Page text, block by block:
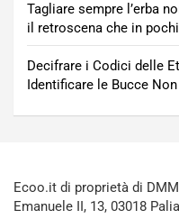
Tagliare sempre l’erba
il retroscena che in
Decifrare i Codici delle
Identificare le Bucce
Ecoo.it di proprietà di
Emanuele II, 13, 03018